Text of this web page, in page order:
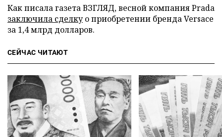
Как писала газета ВЗГЛЯД, весной компания Prada
заключила сделкуо приобретении бренда Versace
за 1,4 млрд долларов.
СЕЙЧАС ЧИТАЮТ